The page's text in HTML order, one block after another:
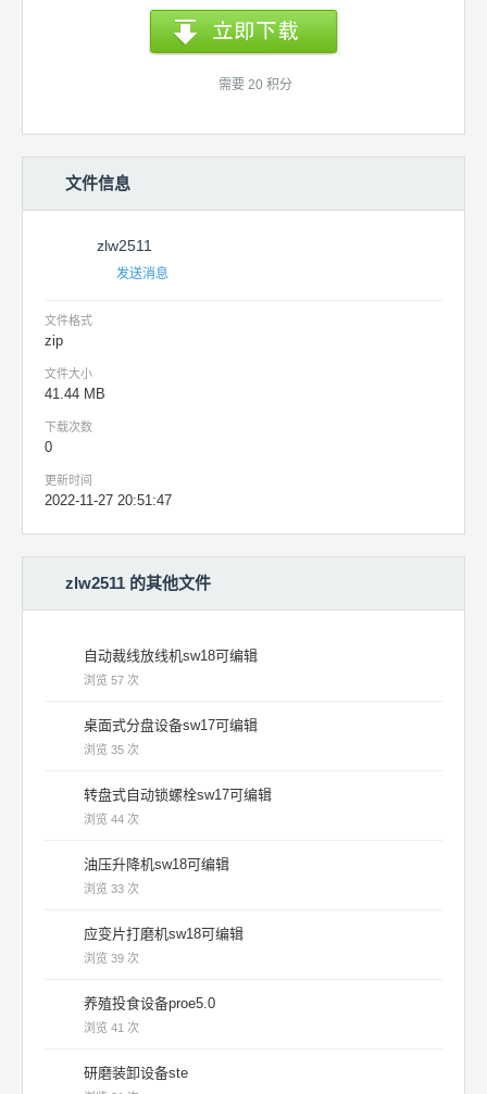
需要 20 积分
文件信息
zlw2511
发送消息
文件格式
zip
文件大小
41.44 MB
下载次数
0
更新时间
2022-11-27 20:51:47
zlw2511 的其他文件
自动裁线放线机sw18可编辑
浏览 57 次
桌面式分盘设备sw17可编辑
浏览 35 次
转盘式自动锁螺栓sw17可编辑
浏览 44 次
油压升降机sw18可编辑
浏览 33 次
应变片打磨机sw18可编辑
浏览 39 次
养殖投食设备proe5.0
浏览 41 次
研磨装卸设备ste